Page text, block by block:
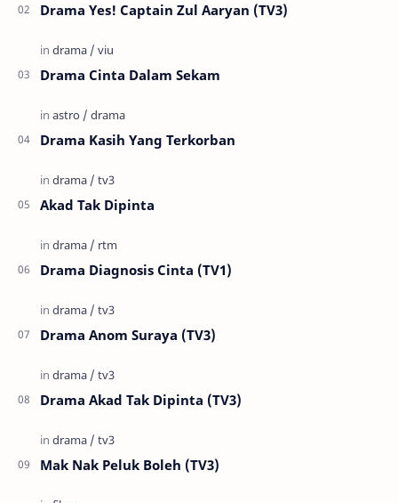
Drama Yes! Captain Zul Aaryan (TV3)
Drama Cinta Dalam Sekam
Drama Kasih Yang Terkorban
Akad Tak Dipinta
Drama Diagnosis Cinta (TV1)
Drama Anom Suraya (TV3)
Drama Akad Tak Dipinta (TV3)
Mak Nak Peluk Boleh (TV3)